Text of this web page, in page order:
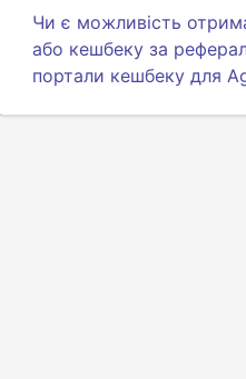
Чи є можливість
або кешбеку за
портали кешбеку для